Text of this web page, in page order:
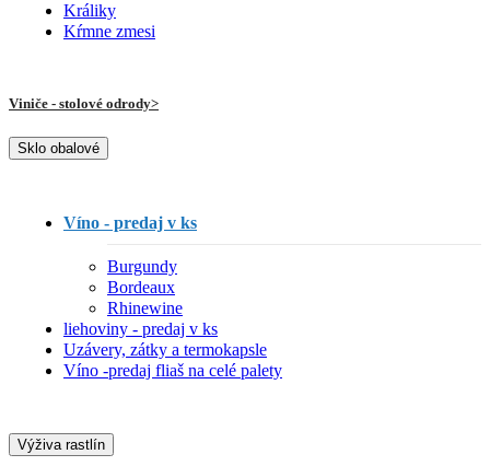
Králiky
Kŕmne zmesi
Viniče - stolové odrody
Sklo obalové
Víno - predaj v ks
Burgundy
Bordeaux
Rhinewine
liehoviny - predaj v ks
Uzávery, zátky a termokapsle
Víno -predaj fliaš na celé palety
Výživa rastlín